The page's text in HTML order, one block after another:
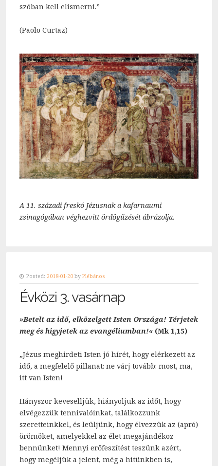
szóban kell elismerni.”
(Paolo Curtaz)
A 11. századi freskó Jézusnak a kafarnaumi
zsinagógában véghezvitt ördögűzését ábrázolja.
Posted: 2018-01-20 by Plébános
Évközi 3. vasárnap
»Betelt az idő, elközelgett Isten Országa! Térjetek
meg és higyjetek az evangéliumban!« (Mk 1,15)
„Jézus meghirdeti Isten jó hírét, hogy elérkezett az
idő, a megfelelő pillanat: ne várj tovább: most, ma,
itt van Isten!
Hányszor keveselljük, hiányoljuk az időt, hogy
elvégezzük tennivalóinkat, találkozzunk
szeretteinkkel, és leüljünk, hogy élvezzük az (apró)
örömöket, amelyekkel az élet megajándékoz
bennünket! Mennyi erőfeszítést teszünk azért,
hogy megéljük a jelent, még a hitünkben is,